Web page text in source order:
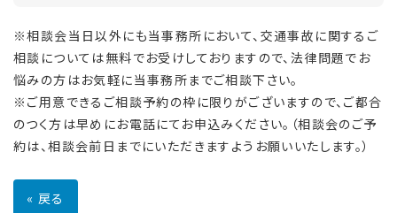
※相談会当日以外にも当事務所において、交通事故に関するご
相談については無料でお受けしておりますので、法律問題でお
悩みの方はお気軽に当事務所までご相談下さい。
※ご用意できるご相談予約の枠に限りがございますので、ご都合
のつく方は早めにお電話にてお申込みください。（相談会のご予
約は、相談会前日までにいただきますようお願いいたします。）
« 戻る